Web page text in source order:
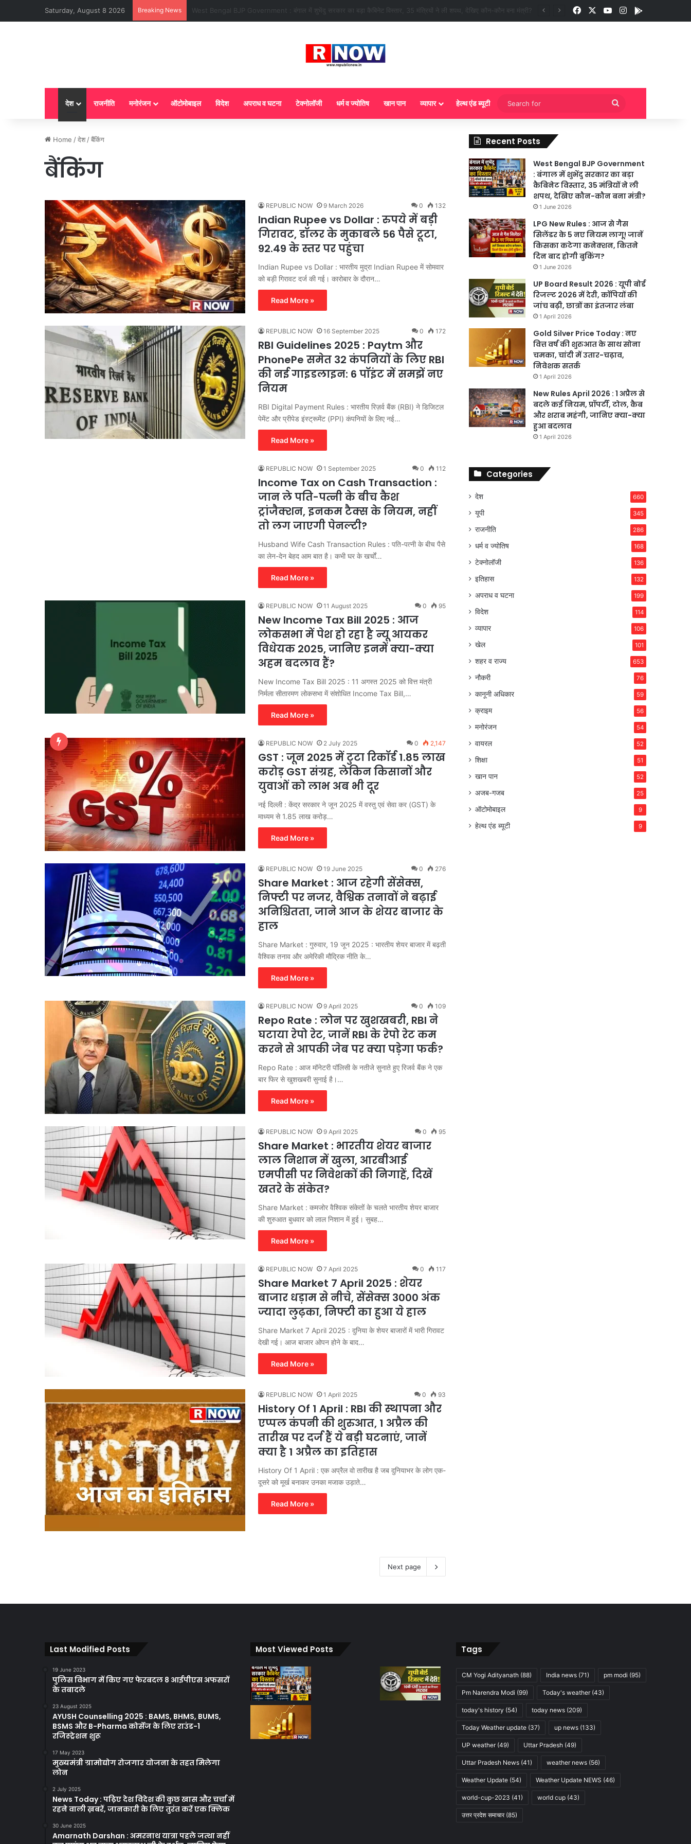
Saturday, August 8 2026 Breaking News LPG New Rules : आज से गैस सिलेंडर के 5 नए नियम लागू! जानें किसका कटेगा कनेक्शन, कितने दिन बाद होगी बुकिंग? FacebookYouTubeInstagram
देश राजनीति मनोरंजन ऑटोमोबाइल विदेश अपराध व घटना टेक्नोलॉजी धर्म व ज्योतिष खान पान व्यापार हेल्थ एंड ब्यूटी
Search
for
Home /देश /बैंकिंग
बैंकिंग
REPUBLIC NOW 9 March 2026 0 132
Indian Rupee vs Dollar : रुपये में बड़ी
गिरावट, डॉलर के मुकाबले 56 पैसे टूटा,
92.49 के स्तर पर पहुंचा
Indian Rupee vs Dollar : भारतीय मुद्रा Indian Rupee में सोमवार
को बड़ी गिरावट दर्ज की गई। कारोबार के दौरान…
Read More »
REPUBLIC NOW 16 September 2025 0 172
RBI Guidelines 2025 : Paytm और
PhonePe समेत 32 कंपनियों के लिए RBI
की नई गाइडलाइन: 6 पॉइंट में समझें नए
नियम
RBI Digital Payment Rules : भारतीय रिज़र्व बैंक (RBI) ने डिजिटल
पेमेंट और प्रीपेड इंस्ट्रूमेंट (PPI) कंपनियों के लिए नई…
Read More »
REPUBLIC NOW 1 September 2025 0 112
Income Tax on Cash Transaction :
जान ले पति-पत्नी के बीच कैश
ट्रांजैक्शन, इनकम टैक्स के नियम, नहीं
तो लग जाएगी पेनल्टी?
Husband Wife Cash Transaction Rules : पति-पत्नी के बीच पैसे
का लेन-देन बेहद आम बात है। कभी घर के खर्चों…
Read More »
REPUBLIC NOW 11 August 2025 0 95
New Income Tax Bill 2025 : आज
लोकसभा में पेश हो रहा है न्यू आयकर
विधेयक 2025, जानिए इनमें क्या-क्या
अहम बदलाव हैं?
New Income Tax Bill 2025 : 11 अगस्त 2025 को वित्त मंत्री
निर्मला सीतारमण लोकसभा में संशोधित Income Tax Bill,…
Read More »
REPUBLIC NOW 2 July 2025 0 2,147
GST : जून 2025 में टुटा रिकॉर्ड 1.85 लाख
करोड़ GST संग्रह, लेकिन किसानों और
युवाओं को लाभ अब भी दूर
नई दिल्ली : केंद्र सरकार ने जून 2025 में वस्तु एवं सेवा कर (GST) के
माध्यम से 1.85 लाख करोड़…
Read More »
REPUBLIC NOW 19 June 2025 0 276
Share Market : आज रहेगी सेंसेक्स,
निफ्टी पर नजर, वैश्विक तनावों ने बढ़ाई
अनिश्चितता, जाने आज के शेयर बाजार के
हाल
Share Market : गुरुवार, 19 जून 2025 : भारतीय शेयर बाजार में बढ़ती
वैश्विक तनाव और अमेरिकी मौद्रिक नीति के…
Read More »
REPUBLIC NOW 9 April 2025 0 109
Repo Rate : लोन पर खुशखबरी, RBI ने
घटाया रेपो रेट, जानें RBI के रेपो रेट कम
करने से आपकी जेब पर क्या पड़ेगा फर्क?
Repo Rate : आज मॉनेटरी पॉलिसी के नतीजे सुनाते हुए रिजर्व बैंक ने एक
बार फिर से खुशखबरी सुनाई है।…
Read More »
REPUBLIC NOW 9 April 2025 0 95
Share Market : भारतीय शेयर बाजार
लाल निशान में खुला, आरबीआई
एमपीसी पर निवेशकों की निगाहें, दिखें
खतरे के संकेत?
Share Market : कमजोर वैश्विक संकेतों के चलते भारतीय शेयर बाजार
की शुरुआत बुधवार को लाल निशान में हुई। सुबह…
Read More »
REPUBLIC NOW 7 April 2025 0 117
Share Market 7 April 2025 : शेयर
बाजार धड़ाम से नीचे, सेंसेक्स 3000 अंक
ज्यादा लुढ़का, निफ्टी का हुआ ये हाल
Share Market 7 April 2025 : दुनिया के शेयर बाजारों में भारी गिरावट
देखी गई। आज बाजार ओपन होने के बाद…
Read More »
REPUBLIC NOW 1 April 2025 0 93
History Of 1 April : RBI की स्थापना और
एप्पल कंपनी की शुरुआत, 1 अप्रैल की
तारीख पर दर्ज हैं ये बड़ी घटनाएं, जानें
क्या है 1 अप्रैल का इतिहास
History Of 1 April : एक अप्रैल वो तारीख है जब दुनियाभर के लोग एक-
दूसरे को मूर्ख बनाकर उनका मजाक उड़ाते…
Read More »
Next page
Recent Posts
West Bengal BJP Government
: बंगाल में शुभेंदु सरकार का बड़ा
कैबिनेट विस्तार, 35 मंत्रियों ने ली
शपथ, देखिए कौन-कौन बना मंत्री?
1 June 2026
LPG New Rules : आज से गैस
सिलेंडर के 5 नए नियम लागू! जानें
किसका कटेगा कनेक्शन, कितने
दिन बाद होगी बुकिंग?
1 June 2026
UP Board Result 2026 : यूपी बोर्ड
रिजल्ट 2026 में देरी, कॉपियों की
जांच बढ़ी, छात्रों का इंतजार लंबा
1 April 2026
Gold Silver Price Today : नए
वित्त वर्ष की शुरुआत के साथ सोना
चमका, चांदी में उतार-चढ़ाव,
निवेशक सतर्क
1 April 2026
New Rules April 2026 : 1 अप्रैल से
बदले कई नियम, प्रॉपर्टी, टोल, कैब
और शराब महंगी, जानिए क्या-क्या
हुआ बदलाव
1 April 2026
Categories
देश 660
यूपी 345
राजनीति 286
धर्म व ज्योतिष 168
टेक्नोलॉजी 136
इतिहास 132
अपराध व घटना 199
विदेश 114
व्यापार 106
खेल 101
शहर व राज्य 653
नौकरी 76
कानूनी अधिकार 59
क्राइम 56
मनोरंजन 54
वायरल 52
शिक्षा 51
खान पान 52
अजब-गजब 25
ऑटोमोबाइल 9
हेल्थ एंड ब्यूटी 9
Last Modified Posts
19 June 2023
पुलिस विभाग में किए गए फेरबदल 8 आईपीएस अफसरों
के तबादले
23 August 2025
AYUSH Counselling 2025 : BAMS, BHMS, BUMS,
BSMS और B-Pharma कोर्सेज के लिए राउंड-1
रजिस्ट्रेशन शुरू
17 May 2023
मुख्यमंत्री ग्रामोद्योग रोजगार योजना के तहत मिलेगा
लोन
2 July 2025
News Today : पढ़िए देश विदेश की कुछ खास और चर्चा में
रहने वाली ख़बरें, जानकारी के लिए तुरंत करें एक क्लिक
30 June 2025
Amarnath Darshan : अमरनाथ यात्रा पहले जत्था नहीं
Most Viewed Posts Tags
CM Yogi Adityanath(88) India news(71) pm modi (95)
Pm Narendra Modi (99) Today's weather(43)
today's history (54) today news(209)
Today Weather update(37) up news(133)
UP weather(49) Uttar Pradesh(49)
Uttar Pradesh News(41) weather news(56)
Weather Update(54) Weather Update NEWS (46)
world-cup-2023 (41) world cup(43)
उत्तर प्रदेश समाचार(85)